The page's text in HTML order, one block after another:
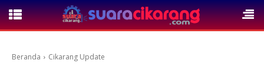
Beranda Cikarang Update